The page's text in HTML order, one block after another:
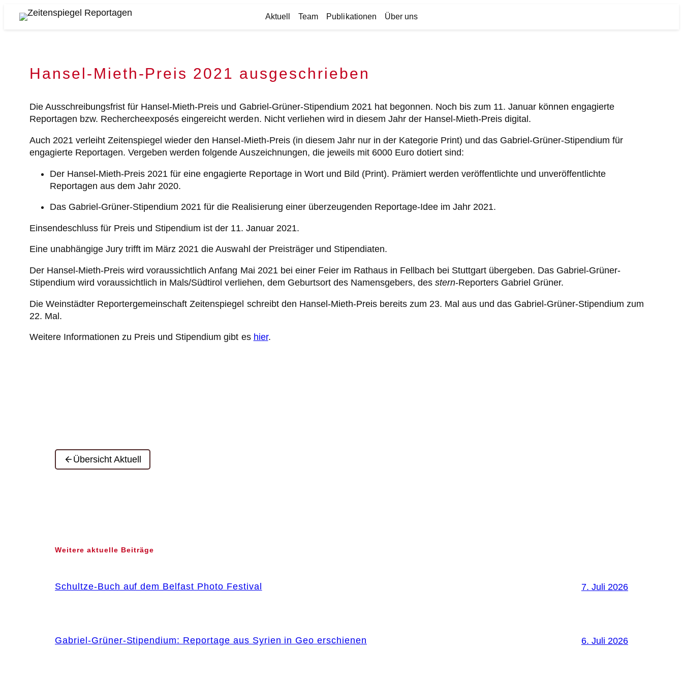
InhaltZeitenspiegel
Aktuell Team Publikationen Über uns
Hansel-Mieth-Preis 2021 ausgeschrieben
Die Ausschreibungsfrist für Hansel-Mieth-Preis und Gabriel-Grüner-Stipendium 2021 hat begonnen. Noch bis zum 11. Januar können engagierte
Reportagen bzw. Rechercheexposés eingereicht werden. Nicht verliehen wird in diesem Jahr der Hansel-Mieth-Preis digital.
Auch 2021 verleiht Zeitenspiegel wieder den Hansel-Mieth-Preis (in diesem Jahr nur in der Kategorie Print) und das Gabriel-Grüner-Stipendium für
engagierte Reportagen. Vergeben werden folgende Auszeichnungen, die jeweils mit 6000 Euro dotiert sind:
Der Hansel-Mieth-Preis 2021 für eine engagierte Reportage in Wort und Bild (Print). Prämiert werden veröffentlichte und unveröffentlichte
Reportagen aus dem Jahr 2020.
Das Gabriel-Grüner-Stipendium 2021 für die Realisierung einer überzeugenden Reportage-Idee im Jahr 2021.
Einsendeschluss für Preis und Stipendium ist der 11. Januar 2021.
Eine unabhängige Jury trifft im März 2021 die Auswahl der Preisträger und Stipendiaten.
Der Hansel-Mieth-Preis wird voraussichtlich Anfang Mai 2021 bei einer Feier im Rathaus in Fellbach bei Stuttgart übergeben. Das Gabriel-Grüner-
Stipendium wird voraussichtlich in Mals/Südtirol verliehen, dem Geburtsort des Namensgebers, des stern-Reporters Gabriel Grüner.
Die Weinstädter Reportergemeinschaft Zeitenspiegel schreibt den Hansel-Mieth-Preis bereits zum 23. Mal aus und das Gabriel-Grüner-Stipendium zum
22. Mal.
Weitere Informationen zu Preis und Stipendium gibt es hier.
Übersicht Aktuell
Weitere aktuelle Beiträge
Schultze-Buch auf dem Belfast Photo Festival 7. Juli 2026
Gabriel-Grüner-Stipendium: Reportage aus Syrien in Geo erschienen 6. Juli 2026